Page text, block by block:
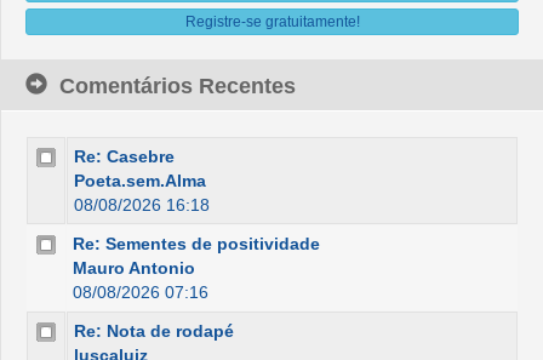
Registre-se gratuitamente!
Comentários Recentes
Re: Casebre
Poeta.sem.Alma
08/08/2026 16:18
Re: Sementes de positividade
Mauro Antonio
08/08/2026 07:16
Re: Nota de rodapé
luscaluiz